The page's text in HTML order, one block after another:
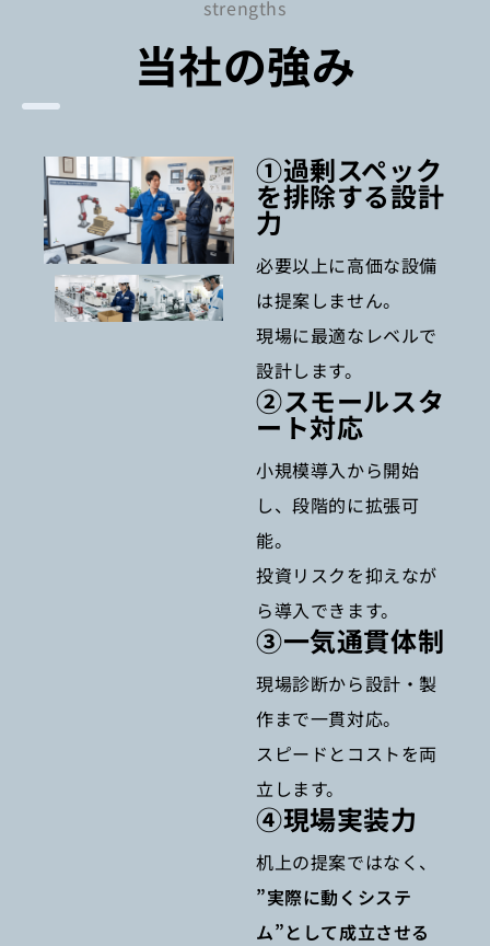
strengths
当社の強み
①過剰スペック
を排除する設計
力
必要以上に高価な設備
は提案しません。
現場に最適なレベルで
設計します。
②スモールスタ
ート対応
小規模導入から開始
し、段階的に拡張可
能。
投資リスクを抑えなが
ら導入できます。
③一気通貫体制
現場診断から設計・製
作まで一貫対応。
スピードとコストを両
立します。
④現場実装力
机上の提案ではなく、
”実際に動くシステ
ム”として成立させる